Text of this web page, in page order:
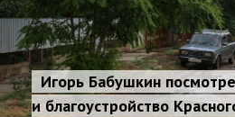
Игорь Бабушкин
и благоустройство